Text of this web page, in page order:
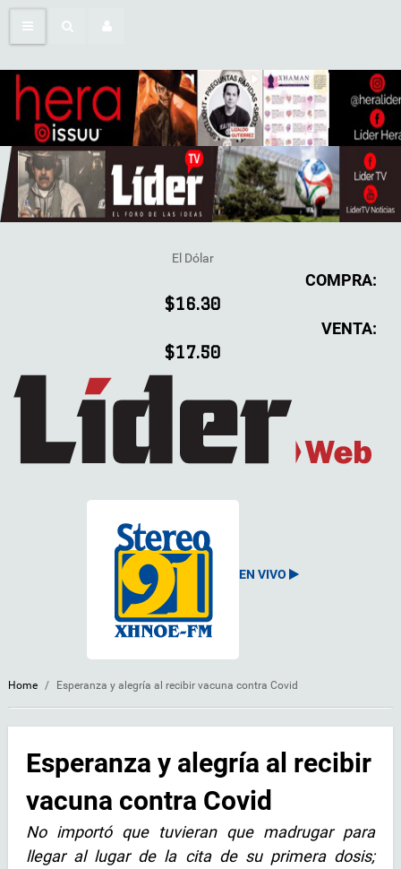
El Dólar
COMPRA:
$16.30
VENTA:
$17.50
EN VIVO
Home / Esperanza y alegría al recibir vacuna contra Covid
Esperanza y alegría al recibir
vacuna contra Covid
No importó que tuvieran que madrugar para
llegar al lugar de la cita de su primera dosis;